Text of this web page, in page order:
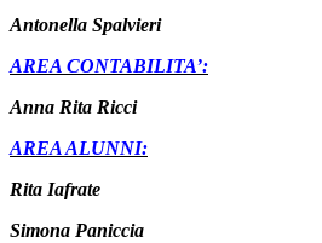
Antonella Spalvieri
AREA CONTABILITA’:
Anna Rita Ricci
AREA ALUNNI:
Rita Iafrate
Simona Paniccia